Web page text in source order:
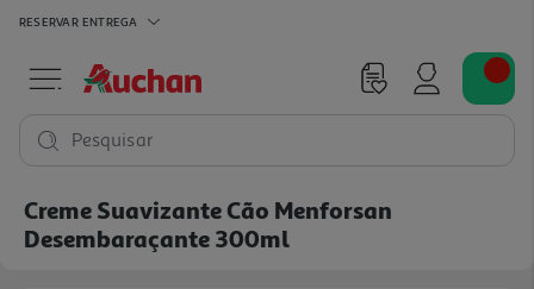
RESERVAR ENTREGA
Pesquisar
Creme Suavizante Cão Menforsan
Desembaraçante 300ml